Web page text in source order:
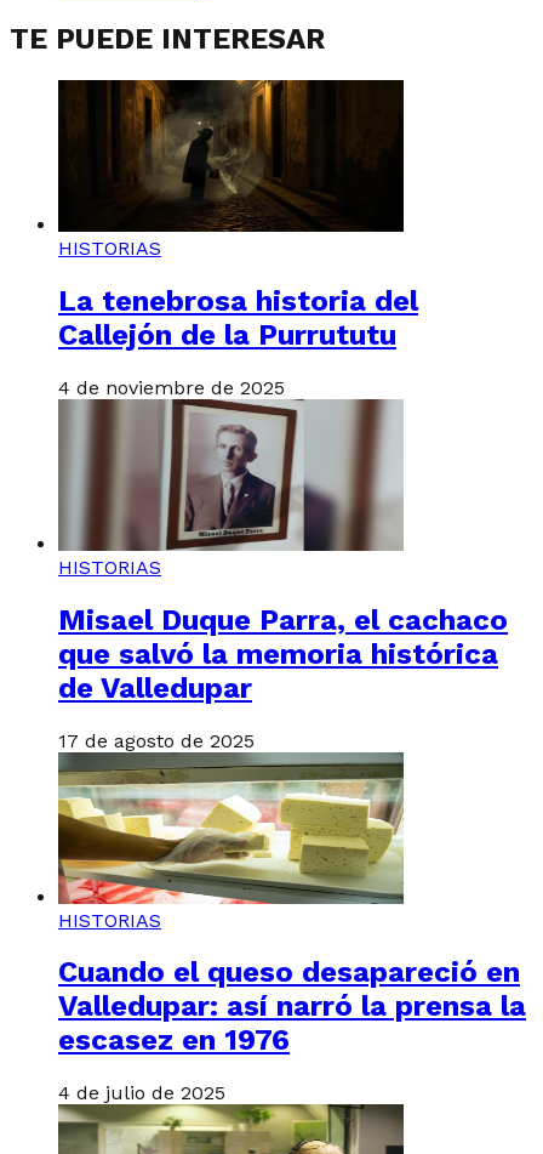
TE PUEDE INTERESAR
HISTORIAS
La tenebrosa historia del
Callejón de la Purrututu
4 de noviembre de 2025
HISTORIAS
Misael Duque Parra, el cachaco
que salvó la memoria histórica
de Valledupar
17 de agosto de 2025
HISTORIAS
Cuando el queso desapareció en
Valledupar: así narró la prensa la
escasez en 1976
4 de julio de 2025